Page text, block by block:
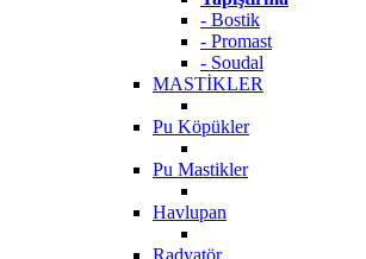
- Bostik
- Promast
- Soudal
MASTİKLER
Pu Köpükler
Pu Mastikler
Havlupan
Radyatör